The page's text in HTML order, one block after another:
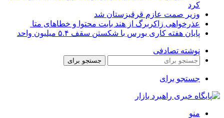
کرد
وزیر صمت عازم قرقیزستان شد
عذرخواهی زاکربرگ از هند بابت محتوا و خطاهای متا
پایان هفته کاری بورس با شکستن سقف ۵.۴ میلیون واحد
نوشته تصادفی
جستجو برای
جستجو برای
منو